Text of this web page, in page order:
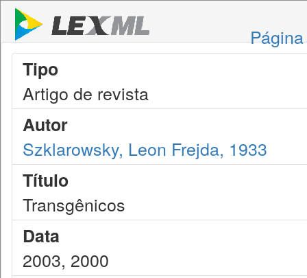
Tipo
Artigo de revista
Autor
Szklarowsky, Leon Frejda, 1933
Título
Transgênicos
Data
2003, 2000